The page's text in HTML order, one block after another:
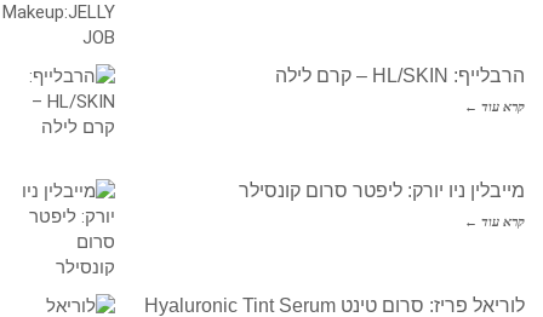
הרבלייף: HL/SKIN – קרם לילה
קרא עוד ←
מייבלין ניו יורק: ליפטר סרום קונסילר
קרא עוד ←
לוריאל פריז: סרום טינט Hyaluronic Tint Serum